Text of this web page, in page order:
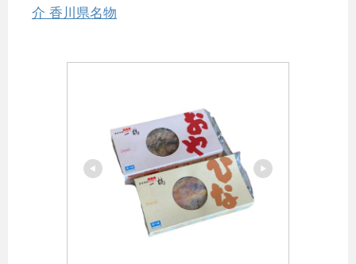
介 香川県名物